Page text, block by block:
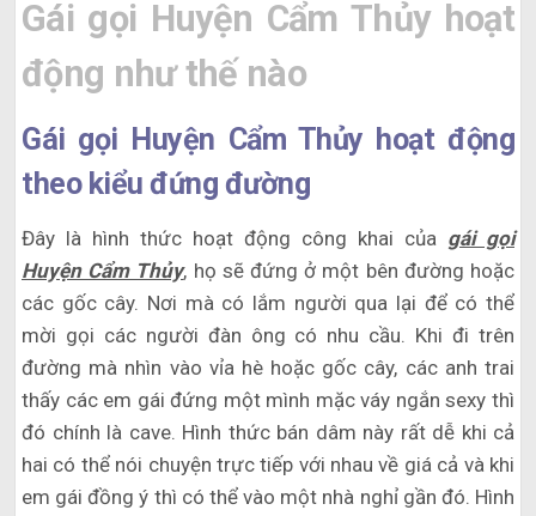
Gái gọi Huyện Cẩm Thủy hoạt
động như thế nào
Gái gọi Huyện Cẩm Thủy hoạt động
theo kiểu đứng đường
Đây là hình thức hoạt động công khai của gái gọi
Huyện Cẩm Thủy, họ sẽ đứng ở một bên đường hoặc
các gốc cây. Nơi mà có lắm người qua lại để có thể
mời gọi các người đàn ông có nhu cầu. Khi đi trên
đường mà nhìn vào vỉa hè hoặc gốc cây, các anh trai
thấy các em gái đứng một mình mặc váy ngắn sexy thì
đó chính là cave. Hình thức bán dâm này rất dễ khi cả
hai có thể nói chuyện trực tiếp với nhau về giá cả và khi
em gái đồng ý thì có thể vào một nhà nghỉ gần đó. Hình